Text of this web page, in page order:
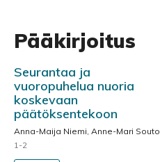
Pääkirjoitus
Seurantaa ja
vuoropuhelua nuoria
koskevaan
päätöksentekoon
Anna-Maija Niemi, Anne-Mari Souto
1-2